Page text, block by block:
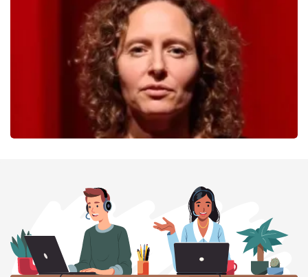
laatste 30 minuten
BESTEL NU
BESTEL NU